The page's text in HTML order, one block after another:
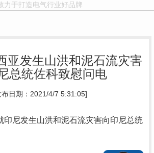
力于打造电气行业好品牌
亚发生山洪和泥石流灾害
总统佐科致慰问电
布日期：2021/4/7 5:31:05]
尼发生山洪和泥石流灾害向印尼总统